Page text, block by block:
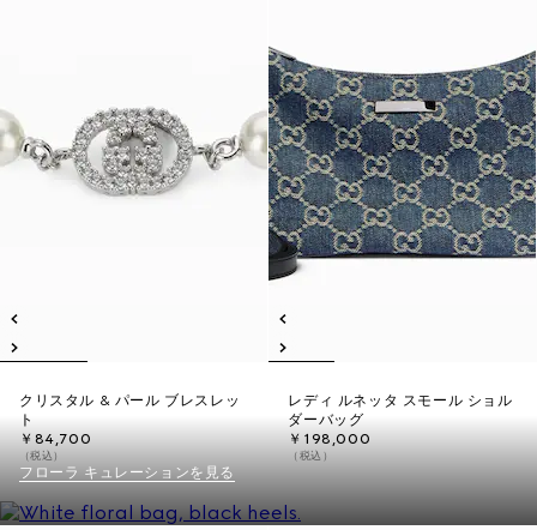
クリスタル & パール ブレスレッ
ト
￥84,700
（税込）
レディ ルネッタ スモール ショル
ダーバッグ
￥198,000
（税込）
フローラ キュレーションを見る